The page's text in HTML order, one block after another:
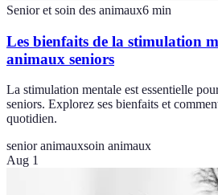
Senior et soin des animaux6 min
Les bienfaits de la stimulation
animaux seniors
La stimulation mentale est essentielle
seniors. Explorez ses bienfaits et
quotidien.
senior animauxsoin animaux
Aug 1